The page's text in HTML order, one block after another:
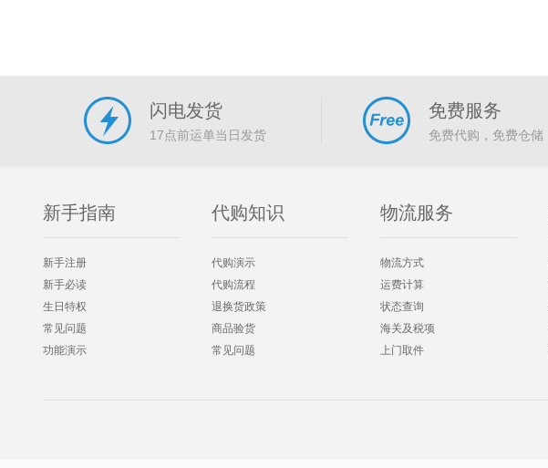
闪电发货
17点前运单当日发货
免费服务
免费代购，免费仓储
新手指南
新手注册
新手必读
生日特权
常见问题
功能演示
代购知识
代购演示
代购流程
退换货政策
商品验货
常见问题
物流服务
物流方式
运费计算
状态查询
海关及税项
上门取件